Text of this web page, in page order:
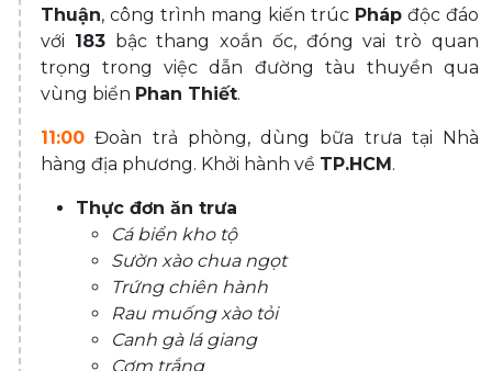
Thuận, công trình mang kiến trúc Pháp độc đáo
với 183bậc thang xoắn ốc, đóng vai trò quan
trọng trong việc dẫn đường tàu thuyền qua
vùng biển Phan Thiết.
11:00 Đoàn trả phòng, dùng bữa trưa tại Nhà
hàng địa phương. Khởi hành về TP.HCM.
Thực đơn ăn trưa
Cá biển kho tộ
Sườn xào chua ngọt
Trứng chiên hành
Rau muống xào tỏi
Canh gà lá giang
Cơm trắng